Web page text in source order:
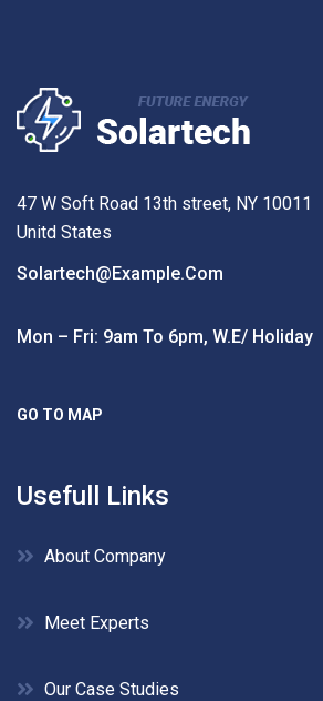
47 W Soft Road 13th street, NY 10011
Unitd States
Solartech@example.com
Mon – Fri: 9am To 6pm, W.e/ Holiday
GO TO MAP
Usefull Links
About Company
Meet Experts
Our Case Studies